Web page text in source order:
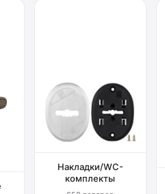
Накладки/WC-
комплекты